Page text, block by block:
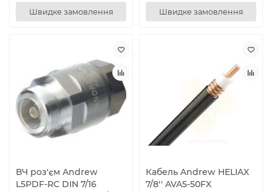
Швидке замовлення Швидке замовлення
ВЧ роз'єм Andrew
L5PDF-RC DIN 7/16
Кабель Andrew HELIAX
7/8'' AVA5-50FX